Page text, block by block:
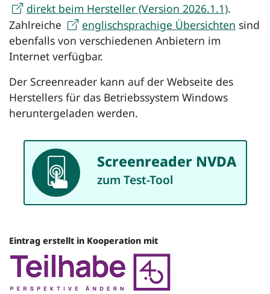
direkt beim Hersteller (Version 2026.1.1).
Zahlreiche
englischsprachige Übersichten sind
ebenfalls von verschiedenen Anbietern im
Internet verfügbar.
Der Screenreader kann auf der Webseite des
Herstellers für das Betriebssystem Windows
heruntergeladen werden.
App Screenreader NVDA
zum Test-Tool
Quelle
Eintrag erstellt in Kooperation mit